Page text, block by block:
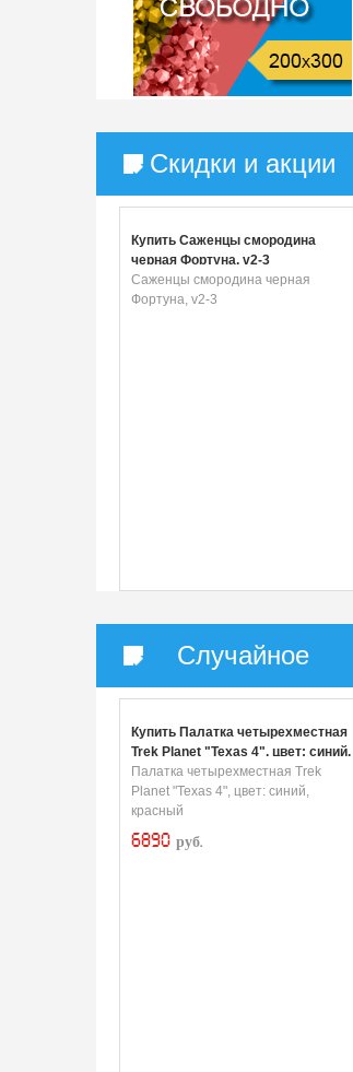
Скидки и акции
Купить Саженцы смородина
черная Фортуна, v2-3
Саженцы смородина черная
Фортуна, v2-3
Случайное
Купить Палатка четырехместная
Trek Planet "Texas 4", цвет: синий,
красный
Палатка четырехместная Trek
Planet "Texas 4", цвет: синий,
красный
6890 руб.